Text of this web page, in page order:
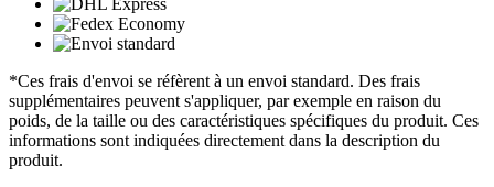
*Ces frais d'envoi se réfèrent à un envoi standard. Des frais
supplémentaires peuvent s'appliquer, par exemple en raison du
poids, de la taille ou des caractéristiques spécifiques du produit. Ces
informations sont indiquées directement dans la description du
produit.